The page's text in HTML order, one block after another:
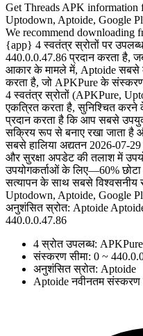
Get Threads APK information
Uptodown, Aptoide, Google
We recommend downloading
{app} 4 स्वतंत्र स्रोतों पर
440.0.0.47.86 प्रदान करता
आकार के मामले में, Aptoide सबसे
करता है, जो APKPure के
4 स्वतंत्र स्रोतों (APKPure,
एकत्रित करता है, सुनिश्चित करने
प्रदान करता है कि आप सबसे
सक्रिय रूप से बनाए रखा जाता है
सबसे हालिया अद्यतन 2026-07-
और सुरक्षा अपडेट की तलाश में
उपयोगकर्ताओं के लिए—60%
सत्यापन के साथ सबसे विश्वसनीय
Uptodown, Aptoide, Google
अनुशंसित स्रोत: Aptoide
440.0.0.47.86
4 स्रोत उपलब्ध:
संस्करण सीमा: 0 ~
अनुशंसित स्रोत: Aptoide
Aptoide नवीनतम संस्करण